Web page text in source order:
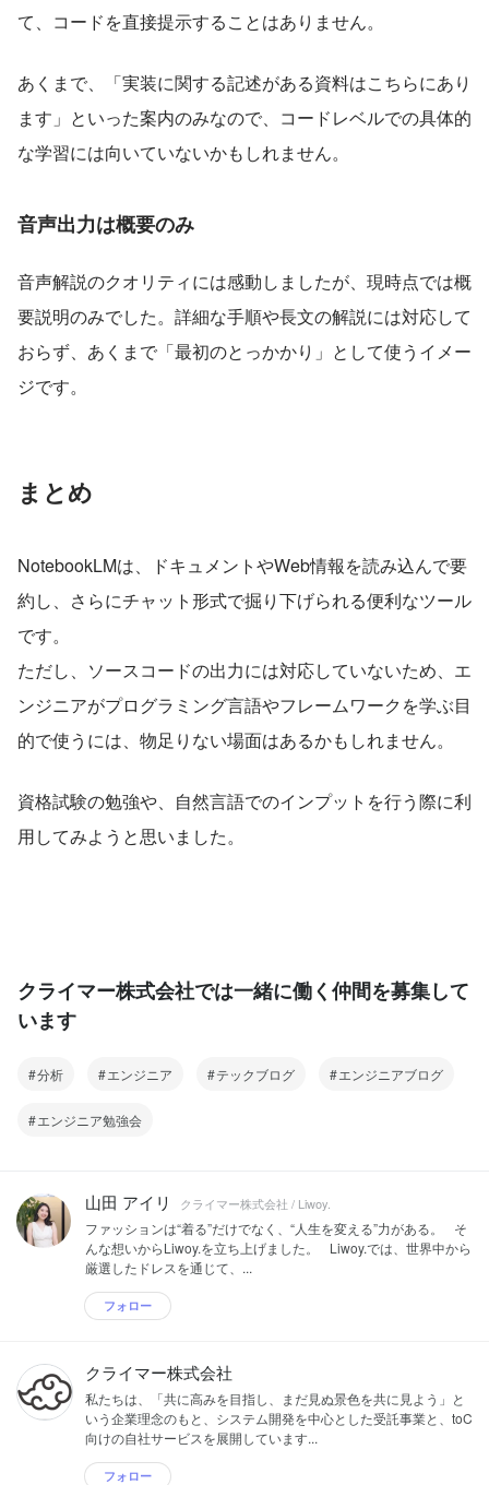
て、コードを直接提示することはありません。
あくまで、「実装に関する記述がある資料はこちらにあり
ます」といった案内のみなので、コードレベルでの具体的
な学習には向いていないかもしれません。
音声出力は概要のみ
音声解説のクオリティには感動しましたが、現時点では概
要説明のみでした。詳細な手順や長文の解説には対応して
おらず、あくまで「最初のとっかかり」として使うイメー
ジです。
まとめ
NotebookLMは、ドキュメントやWeb情報を読み込んで要
約し、さらにチャット形式で掘り下げられる便利なツール
です。
ただし、ソースコードの出力には対応していないため、エ
ンジニアがプログラミング言語やフレームワークを学ぶ目
的で使うには、物足りない場面はあるかもしれません。
資格試験の勉強や、自然言語でのインプットを行う際に利
用してみようと思いました。
クライマー株式会社では一緒に働く仲間を募集して
います
分析 エンジニア テックブログ エンジニアブログ
エンジニア勉強会
山田 アイリ クライマー株式会社 / Liwoy.
ファッションは“着る”だけでなく、“人生を変える”力がある。 そ
んな想いからLiwoy.を立ち上げました。 Liwoy.では、世界中から
厳選したドレスを通じて、...
フォロー
クライマー株式会社
私たちは、「共に高みを目指し、まだ見ぬ景色を共に見よう」と
いう企業理念のもと、システム開発を中心とした受託事業と、toC
向けの自社サービスを展開しています...
フォロー